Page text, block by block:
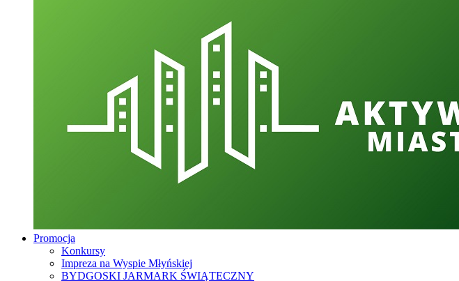
Promocja
Konkursy
Impreza na Wyspie Młyńskiej
BYDGOSKI JARMARK ŚWIĄTECZNY